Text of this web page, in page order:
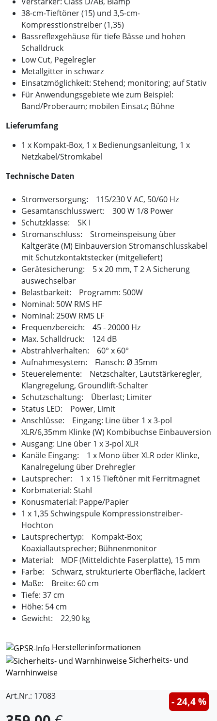
38-cm-Tieftöner (15) und 3,5-cm-
Kompresstionstreiber (1,35)
Bassreflexgehäuse für tiefe Bässe und hohen
Schalldruck
Low Cut, Pegelregler
Metallgitter in schwarz
Einsatzmöglichkeit: Stehend; monitoring; auf Stativ
Für Anwendungsgebiete wie zum Beispiel:
Band/Proberaum; mobilen Einsatz; Bühne
Lieferumfang
1 x Kompakt-Box, 1 x Bedienungsanleitung, 1 x
Netzkabel/Stromkabel
Technische Daten
Stromversorgung: 115/230 V AC, 50/60 Hz
Gesamtanschlusswert: 300 W 1/8 Power
Schutzklasse: SK I
Stromanschluss: Stromeinspeisung über
Kaltgeräte (M) Einbauversion Stromanschlusskabel
mit Schutzkontaktstecker (mitgeliefert)
Gerätesicherung: 5 x 20 mm, T 2 A Sicherung
auswechselbar
Belastbarkeit: Programm: 500W
Nominal: 50W RMS HF
Nominal: 250W RMS LF
Frequenzbereich: 45 - 20000 Hz
Max. Schalldruck: 124 dB
Abstrahlverhalten: 60° x 60°
Aufnahmesystem: Flansch: Ø 35mm
Steuerelemente: Netzschalter, Lautstärkeregler,
Klangregelung, Groundlift-Schalter
Schutzschaltung: Überlast; Limiter
Status LED: Power, Limit
Anschlüsse: Eingang: Line über 1 x 3-pol
XLR/6,35mm Klinke (W) Kombibuchse Einbauversion
Ausgang: Line über 1 x 3-pol XLR
Kanäle Eingang: 1 x Mono über XLR oder Klinke,
Kanalregelung über Drehregler
Lautsprecher: 1 x 15 Tieftöner mit Ferritmagnet
Korbmaterial: Stahl
Konusmaterial: Pappe/Papier
1 x 1,35 Schwingspule Kompressionstreiber-
Hochton
Lautsprechertyp: Kompakt-Box;
Koaxiallautsprecher; Bühnenmonitor
Material: MDF (Mitteldichte Faserplatte), 15 mm
Farbe: Schwarz, strukturierte Oberfläche, lackiert
Maße: Breite: 60 cm
Tiefe: 37 cm
Höhe: 54 cm
Gewicht: 22,90 kg
Herstellerinformationen
Sicherheits- und
Warnhinweise
Art.Nr.: 17083 - 24,4 %